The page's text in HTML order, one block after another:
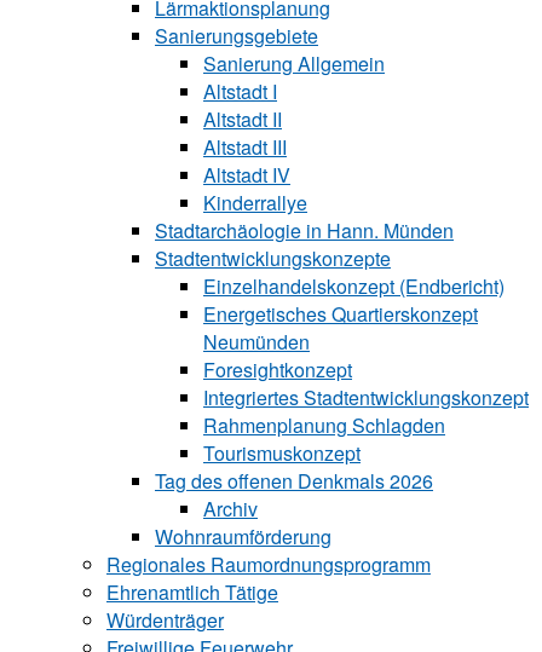
Lärmaktionsplanung
Sanierungsgebiete
Sanierung All‍ge‍mein
Altstadt I
Altstadt II
Altstadt III
Altstadt IV
Kinderrallye
Stadtarchäologie in Hann. Münden
Stadtentwicklungskon‍zepte
Einzelhandelskonzept (Endbericht)
Energetisches Quartierskonzept
Neumünden
Foresightkonzept
Integriertes Stadtentwicklungskonzept
Rahmenplanung Schlagden
Tourismuskonzept
Tag des offenen Denkmals 2026
Archiv
Wohnraumförderung
Regionales Raumordnungsprogramm
Ehrenamtlich Tätige
Würdenträger